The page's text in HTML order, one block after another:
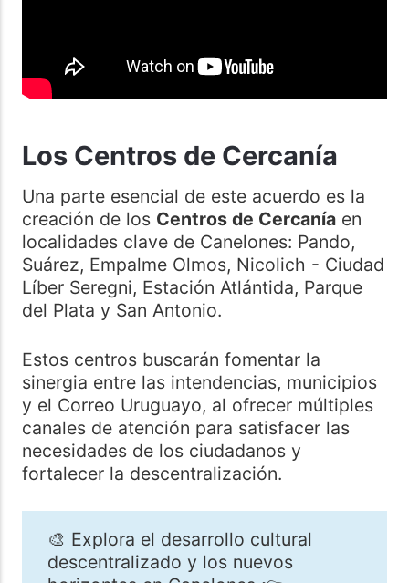
Los Centros de Cercanía
Una parte esencial de este acuerdo es la
creación de los Centros de Cercaníaen
localidades clave de Canelones: Pando,
Suárez, Empalme Olmos, Nicolich - Ciudad
Líber Seregni, Estación Atlántida, Parque
del Plata y San Antonio.
Estos centros buscarán fomentar la
sinergia entre las intendencias, municipios
y el Correo Uruguayo, al ofrecer múltiples
canales de atención para satisfacer las
necesidades de los ciudadanos y
fortalecer la descentralización.
🎨 Explora el desarrollo cultural
descentralizado y los nuevos